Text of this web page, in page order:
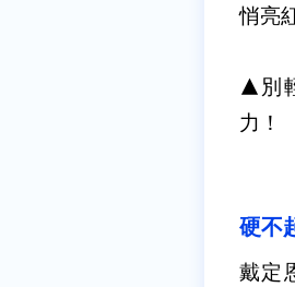
悄亮
▲別
力！
硬不
戴定